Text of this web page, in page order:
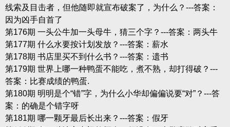
线索及目击者，但他随即就宣布破案了，为什么？---答案：
因为凶手自首了
第176期 一头公牛加一头母牛，猜三个字？---答案：两头牛
第177期 什么水要按计划发放？---答案：薪水
第178期 书店里买不到什么书？---答案：遗书
第179期 世界上哪一种鸭蛋不能吃，煮不熟，却打得破？---
答案：比赛成绩的鸭蛋.
第180期 明明是个“错”字，为什么小华却偏偏说要“对”？---答
案：的确是个错字呀
第181期 哪一颗牙最后长出来？---答案：假牙